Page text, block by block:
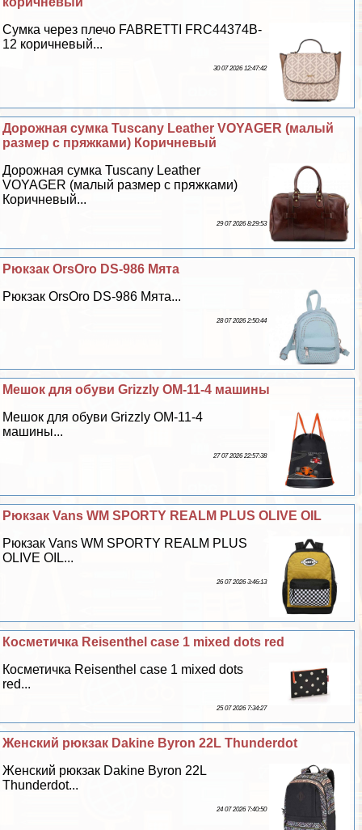
Сумка через плечо FABRETTI FRC44374B-
12 коричневый...
30 07 2026 12:47:42
Дорожная сумка Tuscany Leather VOYAGER (малый
размер с пряжками) Коричневый
Дорожная сумка Tuscany Leather
VOYAGER (малый размер с пряжками)
Коричневый...
29 07 2026 8:29:53
Рюкзак OrsOro DS-986 Мята
Рюкзак OrsOro DS-986 Мята...
28 07 2026 2:50:44
Мешок для обуви Grizzly OM-11-4 машины
Мешок для обуви Grizzly OM-11-4
машины...
27 07 2026 22:57:38
Рюкзак Vans WM SPORTY REALM PLUS OLIVE OIL
Рюкзак Vans WM SPORTY REALM PLUS
OLIVE OIL...
26 07 2026 3:46:13
Косметичка Reisenthel case 1 mixed dots red
Косметичка Reisenthel case 1 mixed dots
red...
25 07 2026 7:34:27
Женский рюкзак Dakine Byron 22L Thunderdot
Женский рюкзак Dakine Byron 22L
Thunderdot...
24 07 2026 7:40:50